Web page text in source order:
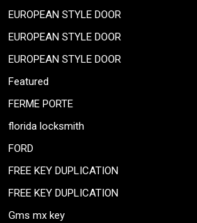
EUROPEAN STYLE DOOR
EUROPEAN STYLE DOOR
EUROPEAN STYLE DOOR
Featured
FERME PORTE
florida locksmith
FORD
FREE KEY DUPLICATION
FREE KEY DUPLICATION
Gms mx key